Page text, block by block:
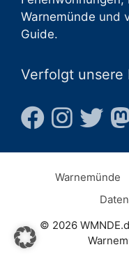
Warnemünde und
Guide.
Verfolgt unsere
Warnemünde
© 2026